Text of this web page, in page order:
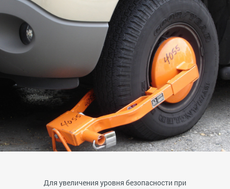
Для увеличения уровня безопасности при